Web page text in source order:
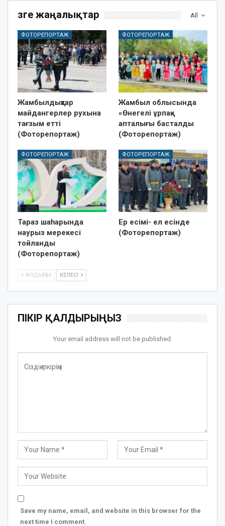
All
Өзге жаңалықтар
ФОТОРЕПОРТАЖ
Жамбылдықтар
майдангерлер рухына
тағзым етті
(Фоторепортаж)
ФОТОРЕПОРТАЖ
Жамбыл облысында
«Өнегелі ұрпақ»
апталығы басталды
(Фоторепортаж)
ФОТОРЕПОРТАЖ
Тараз шаһарында
наурыз мерекесі
тойланды
(Фоторепортаж)
ФОТОРЕПОРТАЖ
Ер есімі- ел есінде
(Фоторепортаж)
АЛДЫҢҒЫ КЕЛЕСІ
ПІКІР ҚАЛДЫРЫҢЫЗ
Your email address will not be published.
Save my name, email, and website in this browser for the
next time I comment.